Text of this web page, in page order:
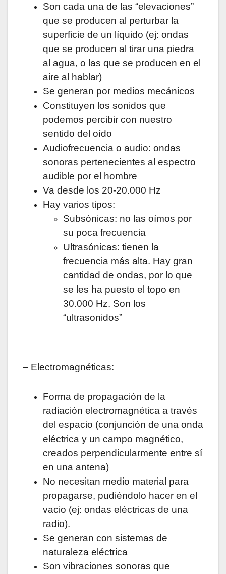
Son cada una de las “elevaciones”
que se producen al perturbar la
superficie de un líquido (ej: ondas
que se producen al tirar una piedra
al agua, o las que se producen en el
aire al hablar)
Se generan por medios mecánicos
Constituyen los sonidos que
podemos percibir con nuestro
sentido del oído
Audiofrecuencia o audio: ondas
sonoras pertenecientes al espectro
audible por el hombre
Va desde los 20-20.000 Hz
Hay varios tipos:
Subsónicas: no las oímos por
su poca frecuencia
Ultrasónicas: tienen la
frecuencia más alta. Hay gran
cantidad de ondas, por lo que
se les ha puesto el topo en
30.000 Hz. Son los
“ultrasonidos”
– Electromagnéticas:
Forma de propagación de la
radiación electromagnética a través
del espacio (conjunción de una onda
eléctrica y un campo magnético,
creados perpendicularmente entre sí
en una antena)
No necesitan medio material para
propagarse, pudiéndolo hacer en el
vacio (ej: ondas eléctricas de una
radio).
Se generan con sistemas de
naturaleza eléctrica
Son vibraciones sonoras que